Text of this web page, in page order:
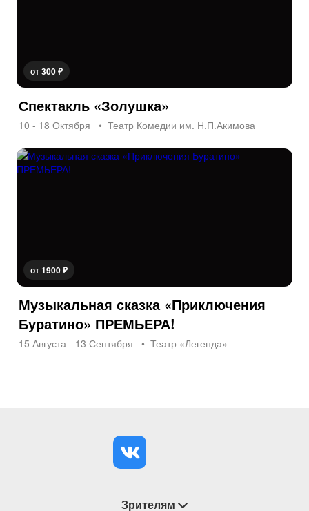
от 300 ₽
Спектакль «Золушка»
10 - 18 Октября Театр Комедии им. Н.П.Акимова
от 1900 ₽
Музыкальная сказка «Приключения
Буратино» ПРЕМЬЕРА!
15 Августа - 13 Сентября Театр «Легенда»
Зрителям